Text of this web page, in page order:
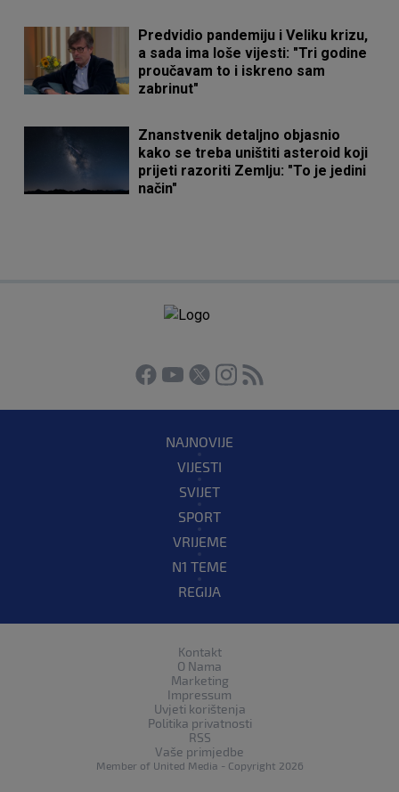
Predvidio pandemiju i Veliku krizu,
a sada ima loše vijesti: "Tri godine
proučavam to i iskreno sam
zabrinut"
Znanstvenik detaljno objasnio
kako se treba uništiti asteroid koji
prijeti razoriti Zemlju: "To je jedini
način"
NAJNOVIJE
VIJESTI
SVIJET
SPORT
VRIJEME
N1 TEME
REGIJA
Kontakt
O Nama
Marketing
Impressum
Uvjeti korištenja
Politika privatnosti
RSS
Vaše primjedbe
Member of United Media - Copyright 2026